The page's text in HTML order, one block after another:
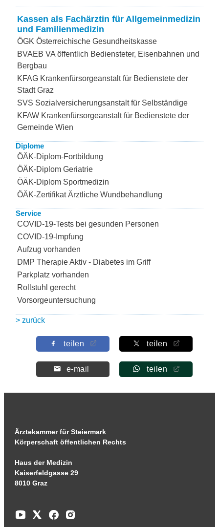
Kassen als Fachärztin für Allgemeinmedizin
und Familienmedizin
ÖGK Österreichische Gesundheitskasse
BVAEB VA öffentlich Bediensteter, Eisenbahnen und
Bergbau
KFAG Krankenfürsorgeanstalt für Bedienstete der
Stadt Graz
SVS Sozialversicherungsanstalt für Selbständige
KFAW Krankenfürsorgeanstalt für Bedienstete der
Gemeinde Wien
Diplome
ÖÄK-Diplom-Fortbildung
ÖÄK-Diplom Geriatrie
ÖÄK-Diplom Sportmedizin
ÖÄK-Zertifikat Ärztliche Wundbehandlung
Service
COVID-19-Tests bei gesunden Personen
COVID-19-Impfung
Aufzug vorhanden
DMP Therapie Aktiv - Diabetes im Griff
Parkplatz vorhanden
Rollstuhl gerecht
Vorsorgeuntersuchung
> zurück
teilen teilen
e-mail teilen
Ärztekammer für Steiermark
Körperschaft öffentlichen Rechts
Haus der Medizin
Kaiserfeldgasse 29
8010 Graz